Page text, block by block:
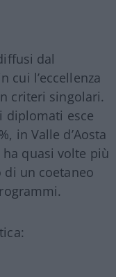
dal
cui l’eccellenza
criteri singolari.
diplomati esce
in Valle d’Aosta
quasi volte più
di un coetaneo